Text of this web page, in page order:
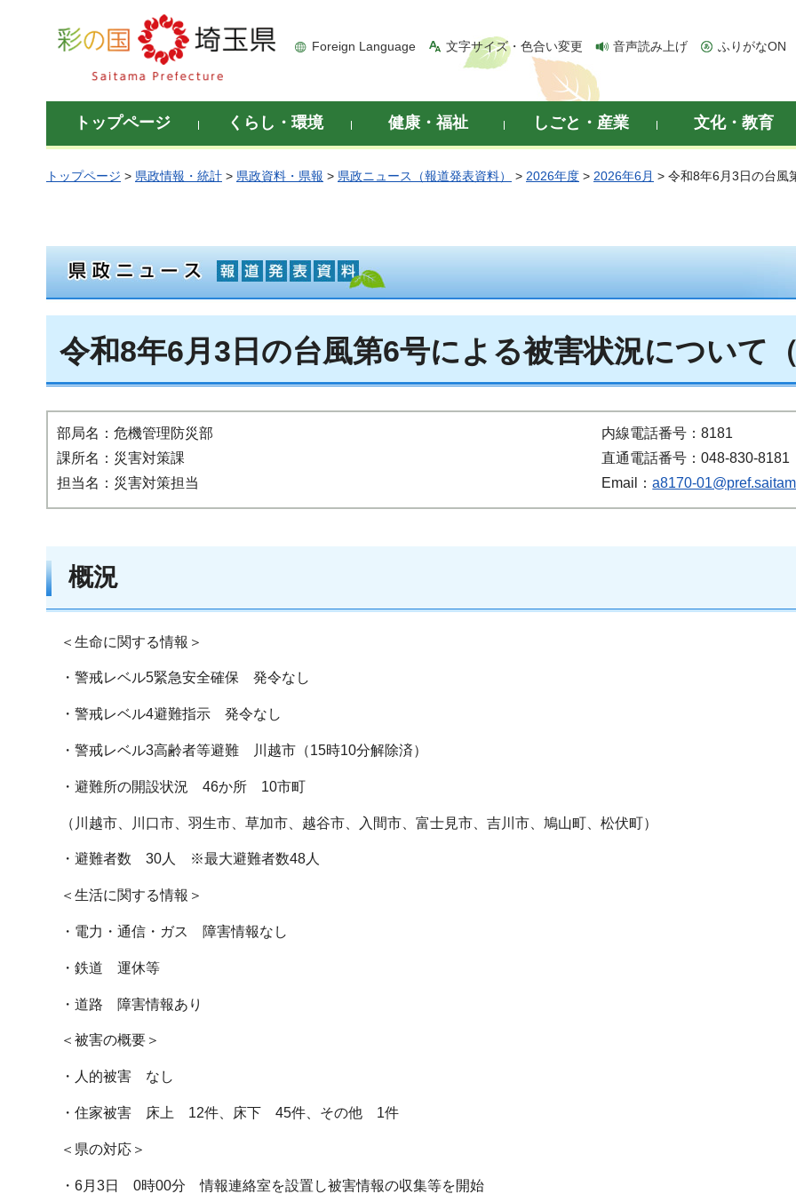
彩の国 埼玉県
Foreign Language 文字サイズ・色合い変更 音声読み上げ ふりがなON
トップページ くらし・環境 健康・福祉 しごと・産業 文化・教育
トップページ > 県政情報・統計 > 県政資料・県報 > 県政ニュース（報道発表資料） > 2026年度 > 2026年6月 > 令和8年6月3日の台風
令和8年6月3日の台風第6号による被害状況について（
部局名：危機管理防災部
課所名：災害対策課
担当名：災害対策担当
内線電話番号：8181
直通電話番号：048-830-8181
Email：a8170-
概況
＜生命に関する情報＞
・警戒レベル5緊急安全確保 発令なし
・警戒レベル4避難指示 発令なし
・警戒レベル3高齢者等避難 川越市（15時10分解除済）
・避難所の開設状況 46か所 10市町
（川越市、川口市、羽生市、草加市、越谷市、入間市、富士見市、吉川市、鳩山町、松伏町）
・避難者数 30人 ※最大避難者数48人
＜生活に関する情報＞
・電力・通信・ガス 障害情報なし
・鉄道 運休等
・道路 障害情報あり
＜被害の概要＞
・人的被害 なし
・住家被害 床上 12件、床下 45件、その他 1件
＜県の対応＞
・6月3日 0時00分 情報連絡室を設置し被害情報の収集等を開始